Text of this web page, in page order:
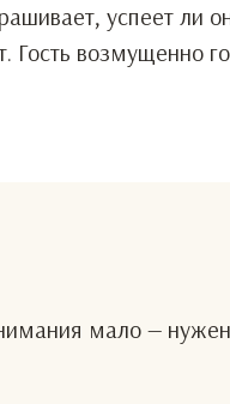
успеет ли
Гость возмущенно
мало — нужен